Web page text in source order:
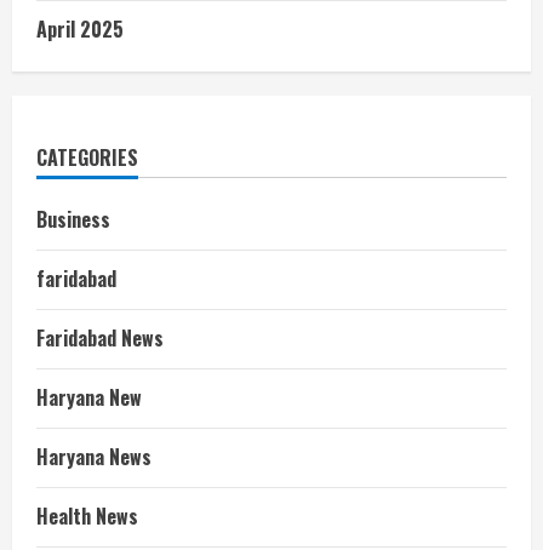
April 2025
CATEGORIES
Business
faridabad
Faridabad News
Haryana New
Haryana News
Health News